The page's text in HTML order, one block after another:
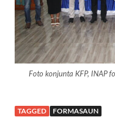
Foto konjunta KFP, INAP
TAGGED FORMASAUN